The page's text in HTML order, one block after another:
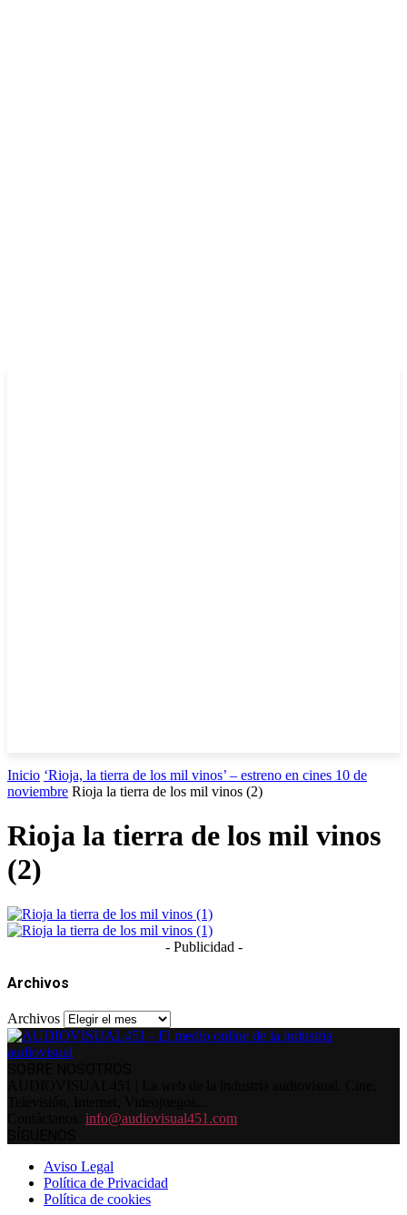
Inicio ‘Rioja, la tierra de los mil vinos’ – estreno en cines 10 de
noviembre Rioja la tierra de los mil vinos (2)
Rioja la tierra de los mil vinos
(2)
- Publicidad -
Archivos
Archivos
info@audiovisual451.com
Aviso Legal
Política de Privacidad
Política de cookies